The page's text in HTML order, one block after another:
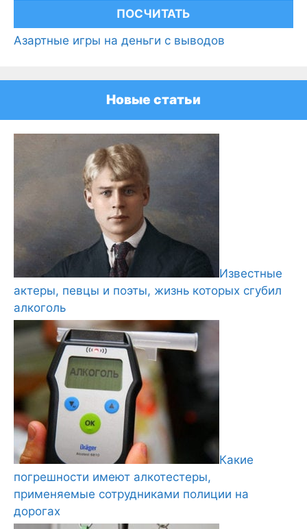
Азартные игры на деньги с выводов
Новые статьи
Известные
актеры, певцы и поэты, жизнь которых сгубил
алкоголь
Какие
погрешности имеют алкотестеры,
применяемые сотрудниками полиции на
дорогах